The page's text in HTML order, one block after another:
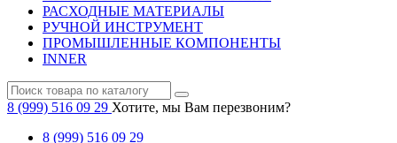
РАСХОДНЫЕ МАТЕРИАЛЫ
РУЧНОЙ ИНСТРУМЕНТ
ПРОМЫШЛЕННЫЕ КОМПОНЕНТЫ
INNER
8 (999) 516 09 29 Хотите, мы Вам перезвоним?
8 (999) 516 09 29